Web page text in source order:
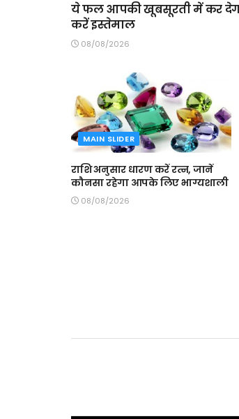
ये फल आपकी खूबसूरती में कर
करें इस्तेमाल
08/08/2026
MAIN SLIDER
राशि अनुसार धारण करें रत्न, जानें
कौनसा रहेगा आपके लिए भाग्यशाली
08/08/2026